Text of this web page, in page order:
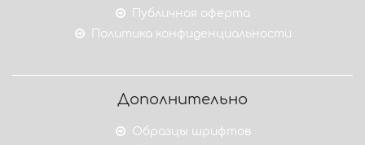
Публичная оферта
Политика конфиденциальности
Дополнительно
Образцы шрифтов